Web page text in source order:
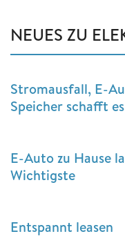
NEUES ZU
Stromausfall, E-
Speicher schafft es
E-Auto zu Hause
Wichtigste
Entspannt leasen